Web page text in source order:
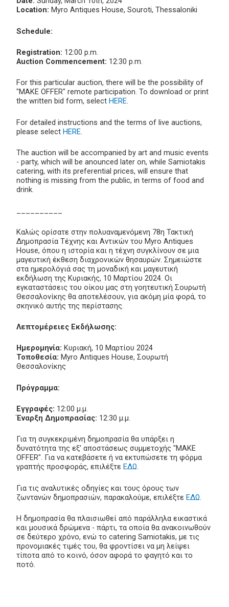
Location: Myro Antiques House, Souroti, Thessaloniki
Schedule:
Registration: 12:00 p.m.
Auction Commencement: 12:30 p.m.
For this particular auction, there will be the possibility of
"MAKE OFFER" remote participation. To download or print
the written bid form, select HERE.
For detailed instructions and the terms of live auctions,
please select HERE.
The auction will be accompanied by art and music events
- party, which will be anounced later on, while Samiotakis
catering, with its preferential prices, will ensure that
nothing is missing from the public, in terms of food and
drink.
Καλώς ορίσατε στην πολυαναμενόμενη 78η Τακτική
Δημοπρασία Τέχνης και Αντικών του Myro Antiques
House, όπου η ιστορία και η τέχνη συγκλίνουν σε μια
μαγευτική έκθεση διαχρονικών θησαυρών. Σημειώστε
στα ημερολόγιά σας τη μοναδική και μαγευτική
εκδήλωση της Κυριακής, 10 Μαρτίου 2024. Οι
εγκαταστάσεις του οίκου μας στη γοητευτική Σουρωτή
Θεσσαλονίκης θα αποτελέσουν, για ακόμη μία φορά, το
σκηνικό αυτής της περίστασης.
Λεπτομέρειες Εκδήλωσης:
Ημερομηνία: Κυριακή, 10 Μαρτίου 2024
Τοποθεσία: Myro Antiques House, Σουρωτή
Θεσσαλονίκης
Πρόγραμμα:
Εγγραφές: 12:00 μ.μ.
Έναρξη Δημοπρασίας: 12:30 μ.μ.
Για τη συγκεκριμένη δημοπρασία θα υπάρξει η
δυνατότητα της εξ' αποστάσεως συμμετοχής "MAKE
OFFER". Για να κατεβάσετε ή να εκτυπώσετε τη φόρμα
γραπτής προσφοράς, επιλέξτε ΕΔΩ.
Για τις αναλυτικές οδηγίες και τους όρους των
ζωντανών δημοπρασιών, παρακαλούμε, επιλέξτε ΕΔΩ.
Η δημοπρασία θα πλαισιωθεί από παράλληλα εικαστικά
και μουσικά δρώμενα - πάρτι, τα οποία θα ανακοινωθούν
σε δεύτερο χρόνο, ενώ το catering Samiotakis, με τις
προνομιακές τιμές του, θα φροντίσει να μη λείψει
τίποτα από το κοινό, όσον αφορά το φαγητό και το
ποτό.